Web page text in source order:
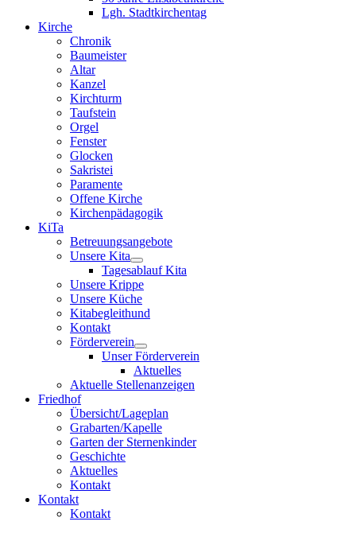
Lgh. Stadtkirchentag
Kirche
Chronik
Baumeister
Altar
Kanzel
Kirchturm
Taufstein
Orgel
Fenster
Glocken
Sakristei
Paramente
Offene Kirche
Kirchenpädagogik
KiTa
Betreuungsangebote
Unsere Kita
Tagesablauf Kita
Unsere Krippe
Unsere Küche
Kitabegleithund
Kontakt
Förderverein
Unser Förderverein
Aktuelles
Aktuelle Stellenanzeigen
Friedhof
Übersicht/Lageplan
Grabarten/Kapelle
Garten der Sternenkinder
Geschichte
Aktuelles
Kontakt
Kontakt
Kontakt